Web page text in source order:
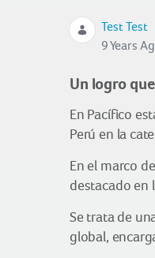
Test Test
9 Years
Un logro
En Pacífico
Perú en la
En el marco
destacado en
Se trata de
global,